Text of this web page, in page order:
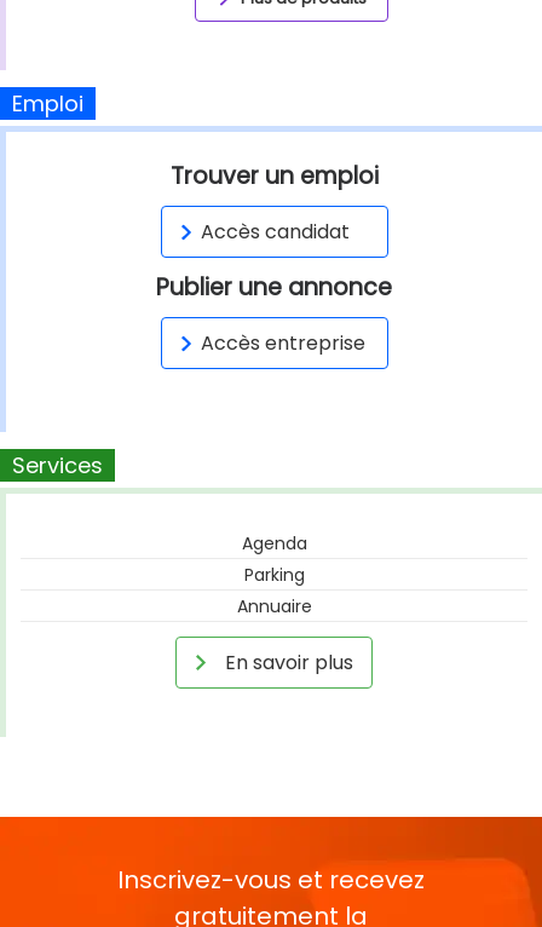
Emploi
Trouver un emploi
Accès candidat
Publier une annonce
Accès entreprise
Services
Agenda
Parking
Annuaire
En savoir plus
Inscrivez-vous et recevez
gratuitement la